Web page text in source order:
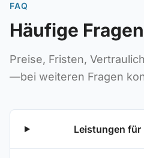
FAQ
Häufige Fragen
Preise, Fristen,
—bei weiteren Fragen
Leistungen für